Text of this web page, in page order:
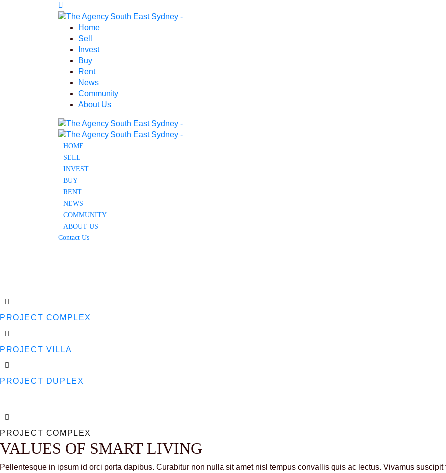
Home
Sell
Invest
Buy
Rent
News
Community
About Us
HOME
SELL
INVEST
BUY
RENT
NEWS
COMMUNITY
ABOUT US
Contact Us
PROJECT COMPLEX
PROJECT VILLA
PROJECT DUPLEX
PROJECT COMPLEX
VALUES OF SMART LIVING
Pellentesque in ipsum id orci porta dapibus. Curabitur non nulla sit amet nisl tempus convallis quis ac lectus. Vivamus